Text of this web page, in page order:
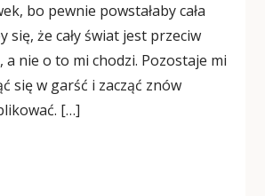
bo pewnie powstałaby cała
się, że cały świat jest przeciw
a nie o to mi chodzi. Pozostaje mi
się w garść i zacząć znów
[…]